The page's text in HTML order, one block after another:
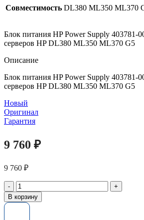
Совместимость DL380 ML350 ML370
Блок питания HP Power Supply 403781-
серверов HP DL380 ML350 ML370 G5
Описание
Блок питания HP Power Supply 403781-
серверов HP DL380 ML350 ML370 G5
Новый
Оригинал
Гарантия
9 760 ₽
9 760 ₽
Количество
товара
Блок
В корзину